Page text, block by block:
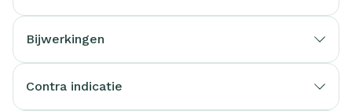
Bijwerkingen
Contra indicatie